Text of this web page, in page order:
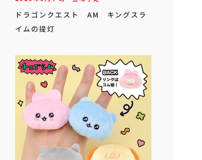
ドラゴンクエスト AM キングスラ
イムの提灯